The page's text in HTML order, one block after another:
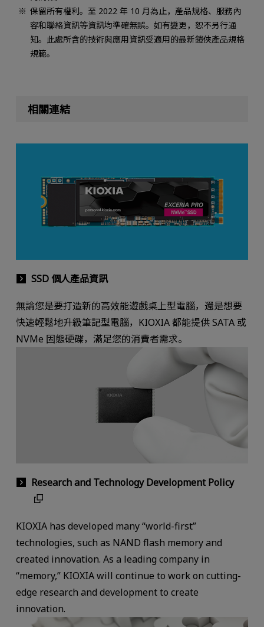
保留所有權利。至 2022 年 10 月為止，產品規格、服務內
容和聯絡資訊等資訊均準確無誤。如有變更，恕不另行通
知。此處所含的技術與應用資訊受適用的最新鎧俠產品規格
規範。
相關連結
SSD 個人產品資訊
無論您是要打造新的高效能遊戲桌上型電腦，還是想要
快速輕鬆地升級筆記型電腦，KIOXIA 都能提供 SATA 或
NVMe 固態硬碟，滿足您的消費者需求。
Research and Technology Development Policy
KIOXIA has developed many “world-first”
technologies, such as NAND flash memory and
created innovation. As a leading company in
“memory,” KIOXIA will continue to work on cutting-
edge research and development to create
innovation.